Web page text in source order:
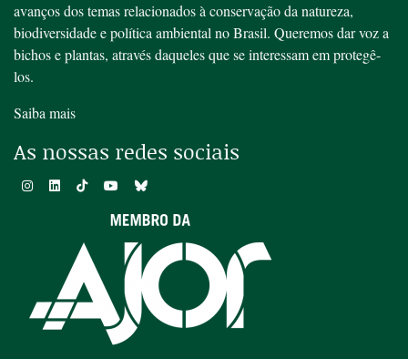
avanços dos temas relacionados à conservação da natureza,
biodiversidade e política ambiental no Brasil. Queremos dar voz a
bichos e plantas, através daqueles que se interessam em protegê-
los.
Saiba mais
As nossas redes sociais